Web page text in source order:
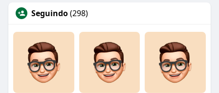
Seguindo(298)